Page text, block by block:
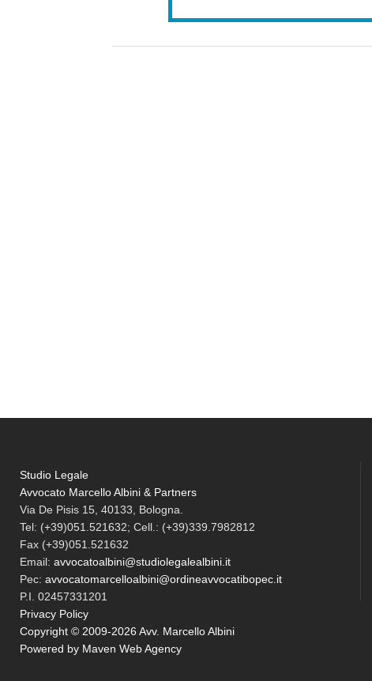
Studio Legale
Avvocato Marcello Albini & Partners
Via De Pisis 15, 40133, Bologna.
Tel: (+39)051.521632; Cell.: (+39)339.7982812
Fax (+39)051.521632
Email: avvocatoalbini@studiolegalealbini.it
Pec: avvocatomarcelloalbini@ordineavvocatibopec.it
P.I. 02457331201
Privacy Policy
Copyright © 2009-2026 Avv. Marcello Albini
Powered by Maven Web Agency